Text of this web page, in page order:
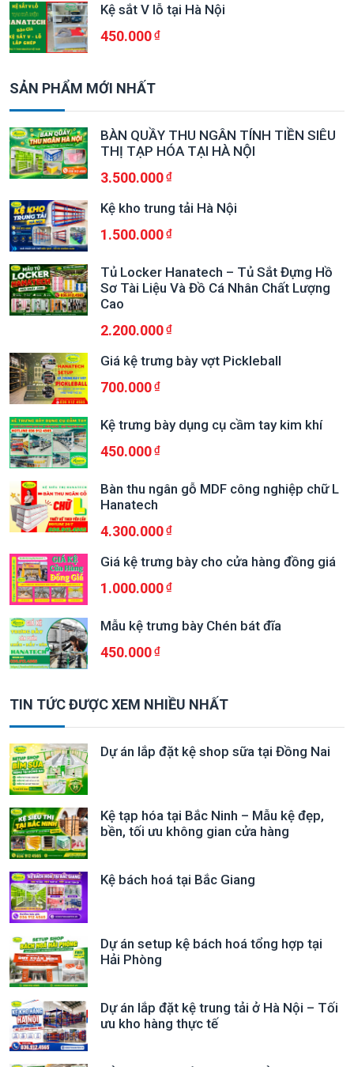
Kệ sắt V lỗ tại Hà Nội
450.000
SẢN PHẨM MỚI NHẤT
BÀN QUẦY THU NGÂN TÍNH TIỀN SIÊU
THỊ TẠP HÓA TẠI HÀ NỘI
3.500.000
Kệ kho trung tải Hà Nội
1.500.000
Tủ Locker Hanatech – Tủ Sắt Đựng Hồ
Sơ Tài Liệu Và Đồ Cá Nhân Chất Lượng
Cao
2.200.000
Giá kệ trưng bày vợt Pickleball
700.000
Kệ trưng bày dụng cụ cầm tay kim khí
450.000
Bàn thu ngân gỗ MDF công nghiệp chữ L
Hanatech
4.300.000
Giá kệ trưng bày cho cửa hàng đồng giá
1.000.000
Mẫu kệ trưng bày Chén bát đĩa
450.000
TIN TỨC ĐƯỢC XEM NHIỀU NHẤT
Dự án lắp đặt kệ shop sữa tại Đồng Nai
Kệ tạp hóa tại Bắc Ninh – Mẫu kệ đẹp,
bền, tối ưu không gian cửa hàng
Kệ bách hoá tại Bắc Giang
Dự án setup kệ bách hoá tổng hợp tại
Hải Phòng
Dự án lắp đặt kệ trung tải ở Hà Nội – Tối
ưu kho hàng thực tế